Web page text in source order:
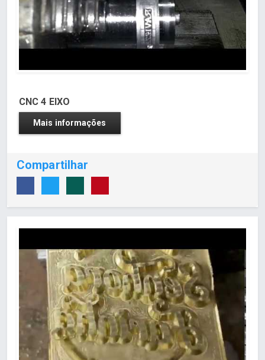
CNC 4 EIXO
Mais informações
Compartilhar